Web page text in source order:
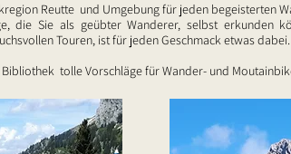
Reutte und Umgebung für jeden begeisterten
die Sie als geübter Wanderer, selbst erkunden
Touren, ist für jeden Geschmack etwas dabei.
Bibliothek tolle Vorschläge für Wander- und